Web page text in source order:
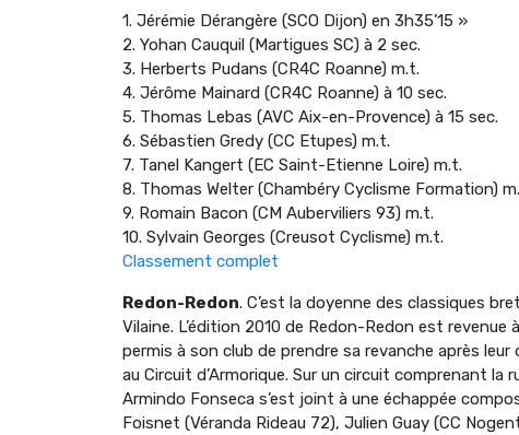
1. Jérémie Dérangère (SCO Dijon) en 3h35’15 »
2. Yohan Cauquil (Martigues SC) à 2 sec.
3. Herberts Pudans (CR4C Roanne) m.t.
4. Jérôme Mainard (CR4C Roanne) à 10 sec.
5. Thomas Lebas (AVC Aix-en-Provence) à 15 sec.
6. Sébastien Gredy (CC Etupes) m.t.
7. Tanel Kangert (EC Saint-Etienne Loire) m.t.
8. Thomas Welter (Chambéry Cyclisme Formation)
9. Romain Bacon (CM Auberviliers 93) m.t.
10. Sylvain Georges (Creusot Cyclisme) m.t.
Classement complet
Redon-Redon. C’est la doyenne des classiques
Vilaine. L’édition 2010 de Redon-Redon est revenue
permis à son club de prendre sa revanche après
au Circuit d’Armorique. Sur un circuit comprenant
Armindo Fonseca s’est joint à une échappée
Foisnet (Véranda Rideau 72), Julien Guay (CC